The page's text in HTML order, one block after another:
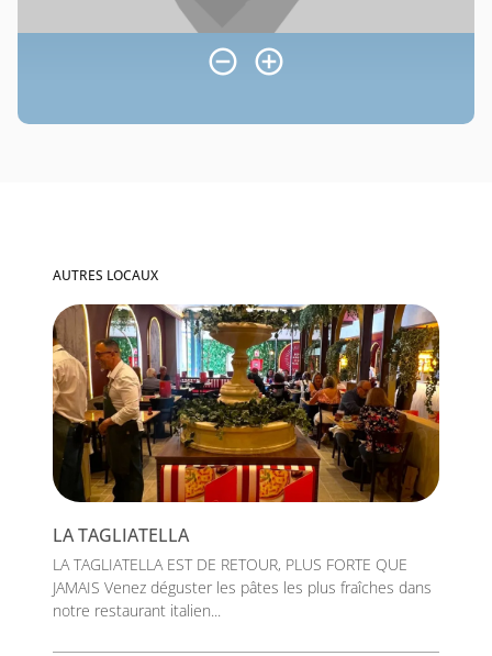
AUTRES LOCAUX
LA TAGLIATELLA
LA TAGLIATELLA EST DE RETOUR, PLUS FORTE QUE
JAMAIS Venez déguster les pâtes les plus fraîches dans
notre restaurant italien...